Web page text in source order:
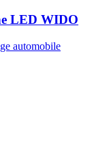
LED WIDO
automobile